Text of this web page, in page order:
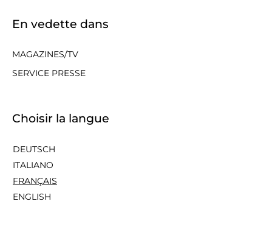
En vedette dans
MAGAZINES/TV
SERVICE PRESSE
Choisir la langue
DEUTSCH
ITALIANO
FRANÇAIS
ENGLISH